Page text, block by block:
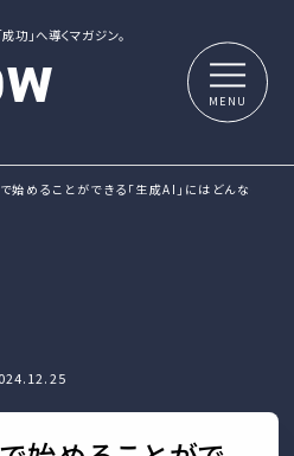
功」へ導くマガジン。
で始めることができる「生成AI」にはどんなもの